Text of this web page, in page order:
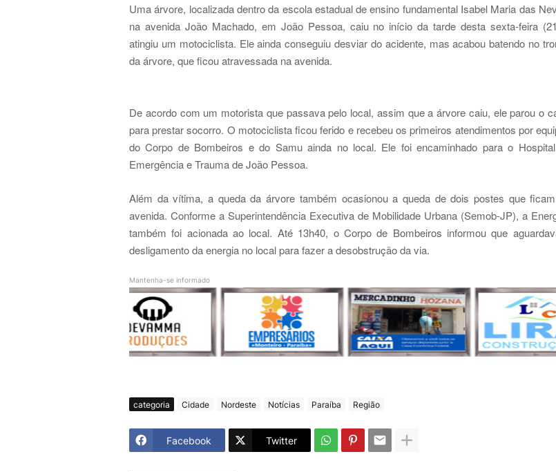
Uma árvore, localizada dentro da escola estadual de ensino fundamental Isabel Maria das
na avenida João Machado, em João Pessoa, caiu no início da tarde desta sexta-feira
atingiu um motociclista. Ele ainda conseguiu desviar do acidente, mas acabou batendo no
da árvore, que ficou atravessada na avenida.
De acordo com um motorista que passava pelo local, assim que a árvore caiu, ele parou o
para prestar socorro. O motociclista ficou ferido e recebeu os primeiros atendimentos por
do Corpo de Bombeiros e do Samu ainda no local. Ele foi encaminhado para o
Emergência e Trauma de João Pessoa.
Além da vítima, a queda da árvore também ocasionou a queda de dois postes que
avenida. Conforme a Superintendência Executiva de Mobilidade Urbana (Semob-JP), a
também foi acionada ao local. Até 13h40, o Corpo de Bombeiros informou que
desligamento da energia no local para fazer a desobstrução da via.
Mantenha-se informado
categoria Cidade Nordeste Notícias Paraíba Região
Facebook Twitter